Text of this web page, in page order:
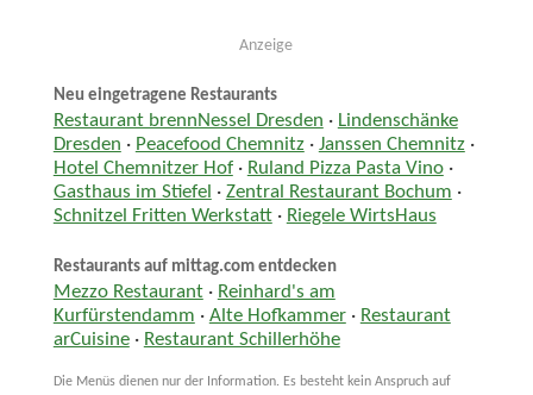
Anzeige
Neu eingetragene Restaurants
Restaurant brennNessel Dresden · Lindenschänke
Dresden · Peacefood Chemnitz· Janssen Chemnitz·
Hotel Chemnitzer Hof· Ruland Pizza Pasta Vino·
Gasthaus im Stiefel · Zentral Restaurant Bochum ·
Schnitzel Fritten Werkstatt· Riegele WirtsHaus
Restaurants auf mittag.com entdecken
Mezzo Restaurant· Reinhard's am
Kurfürstendamm · Alte Hofkammer· Restaurant
arCuisine· Restaurant Schillerhöhe
Die Menüs dienen nur der Information. Es besteht kein Anspruch auf